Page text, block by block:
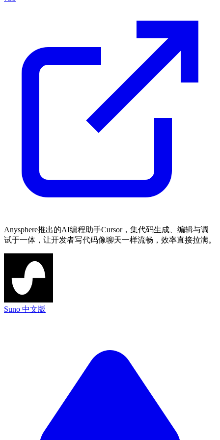
Anysphere推出的AI编程助手Cursor，集代码生成、编辑与调
试于一体，让开发者写代码像聊天一样流畅，效率直接拉满。
Suno 中文版